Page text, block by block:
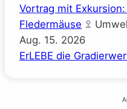
Vortrag mit
Fledermäuse
Aug. 15. 2026
ErLEBE die